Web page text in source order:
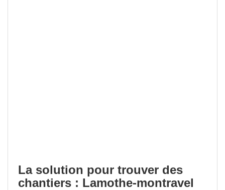
La solution pour trouver des
chantiers : Lamothe-montravel